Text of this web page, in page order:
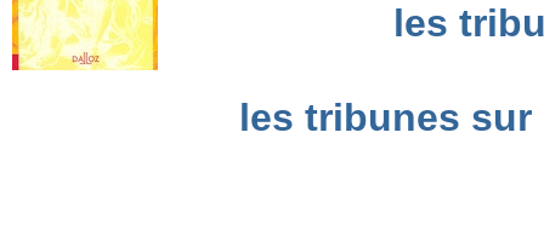
les
les tribunes